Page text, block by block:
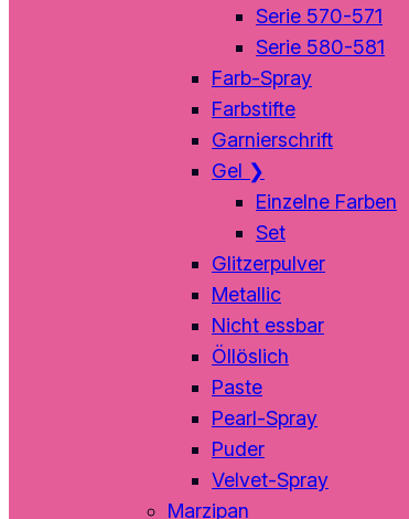
Serie 570-571
Serie 580-581
Farb-Spray
Farbstifte
Garnierschrift
Gel ❯
Einzelne Farben
Set
Glitzerpulver
Metallic
Nicht essbar
Öllöslich
Paste
Pearl-Spray
Puder
Velvet-Spray
Marzipan